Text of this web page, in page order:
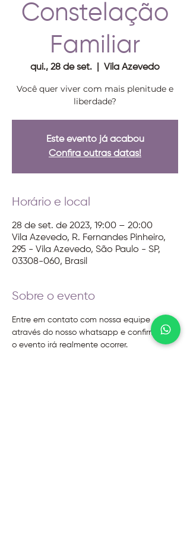
Constelação
Familiar
qui., 28 de set. Vila Azevedo
Você quer viver com mais plenitude e
liberdade?
Este evento já acabou
Confira outras datas!
Horário e local
28 de set. de 2023, 19:00 – 20:00
Vila Azevedo, R. Fernandes Pinheiro,
295 - Vila Azevedo, São Paulo - SP,
03308-060, Brasil
Sobre o evento
Entre em contato com nossa equipe
através do nosso whatsapp e confirme se
o evento irá realmente ocorrer.